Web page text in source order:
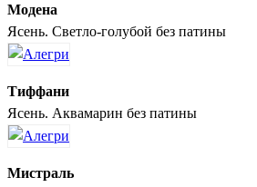
Модена
Ясень. Светло-голубой без патины
Тиффани
Ясень. Аквамарин без патины
Мистраль